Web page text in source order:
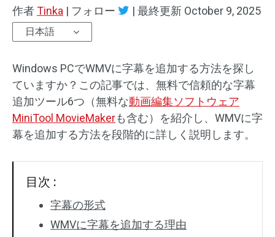
トリミング/スプリット/クロップ
オーディオエフェクト
テキスト/エレメント
動画エフェクト
動画色調整
バッチ処理
透かしなし
作者Tinka | フォロー | 最終更新 October 9, 2025
日本語
Windows PCでWMVに字幕を追加する方法を探し
ていますか？この記事では、無料で信頼的な字幕
追加ツール6つ（無料な動画編集ソフトウェア
MiniTool MovieMakerも含む）を紹介し、WMVに字
幕を追加する方法を段階的に詳しく説明します。
目次 :
字幕の形式
WMVに字幕を追加する理由